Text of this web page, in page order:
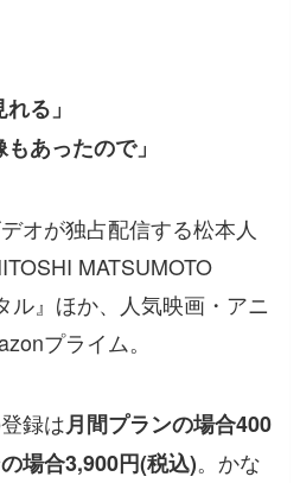
る」
あったので」
オが独占配信する松本人
MATSUMOTO
ル』ほか、人気映画・アニ
プライム。
録は月間プランの場合400
場合3,900円(税込)。かな